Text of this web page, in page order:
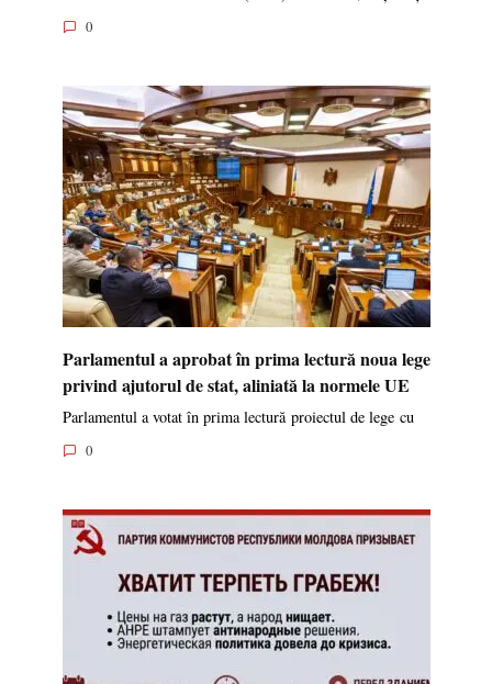
0
Parlamentul a aprobat în prima lectură noua lege
privind ajutorul de stat, aliniată la normele UE
Parlamentul a votat în prima lectură proiectul de lege cu
0